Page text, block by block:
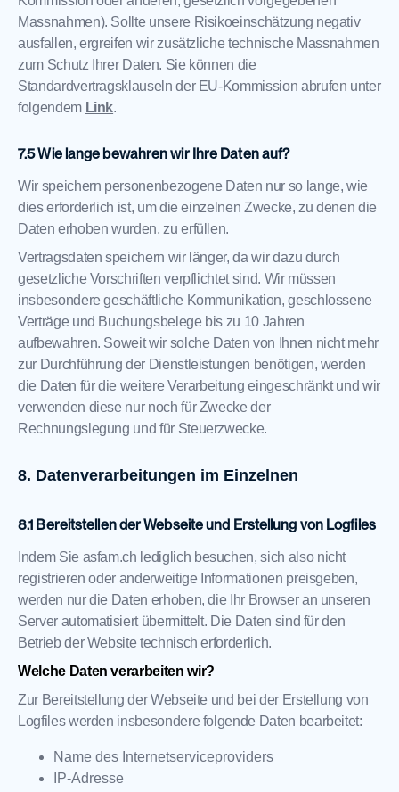
Massnahmen). Sollte unsere Risikoeinschätzung negativ
ausfallen, ergreifen wir zusätzliche technische Massnahmen
zum Schutz Ihrer Daten. Sie können die
Standardvertragsklauseln der EU-Kommission abrufen unter
folgendem Link.
Wie lange bewahren wir Ihre Daten auf?
Wir speichern personenbezogene Daten nur so lange, wie
dies erforderlich ist, um die einzelnen Zwecke, zu denen die
Daten erhoben wurden, zu erfüllen.
Vertragsdaten speichern wir länger, da wir dazu durch
gesetzliche Vorschriften verpflichtet sind. Wir müssen
insbesondere geschäftliche Kommunikation, geschlossene
Verträge und Buchungsbelege bis zu 10 Jahren
aufbewahren. Soweit wir solche Daten von Ihnen nicht mehr
zur Durchführung der Dienstleistungen benötigen, werden
die Daten für die weitere Verarbeitung eingeschränkt und wir
verwenden diese nur noch für Zwecke der
Rechnungslegung und für Steuerzwecke.
Datenverarbeitungen im Einzelnen
Bereitstellen der Webseite und Erstellung von Logfiles
Indem Sie asfam.ch lediglich besuchen, sich also nicht
registrieren oder anderweitige Informationen preisgeben,
werden nur die Daten erhoben, die Ihr Browser an unseren
Server automatisiert übermittelt. Die Daten sind für den
Betrieb der Website technisch erforderlich.
Welche Daten verarbeiten wir?
Zur Bereitstellung der Webseite und bei der Erstellung von
Logfiles werden insbesondere folgende Daten bearbeitet:
Name des Internetserviceproviders
IP-Adresse